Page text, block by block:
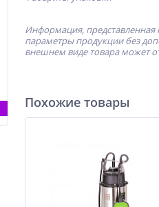
Информация, представленная
параметры продукции без
внешнем виде товара может
Похожие товары